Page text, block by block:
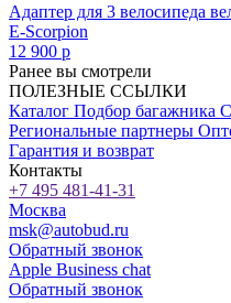
Адаптер для 3 велосипеда
E-Scorpion
12 900 p
Ранее вы смотрели
ПОЛЕЗНЫЕ ССЫЛКИ
Каталог Подбор багажника
Региональные партнеры
Гарантия и возврат
Контакты
+7 495 481-41-31
Москва
msk@autobud.ru
Обратный звонок
Apple Business chat
Обратный звонок